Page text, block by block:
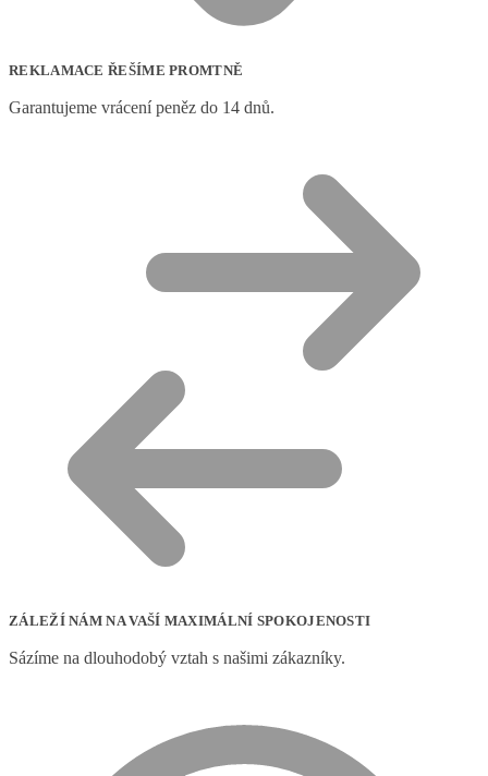
REKLAMACE ŘEŠÍME PROMTNĚ
Garantujeme vrácení peněz do 14 dnů.
ZÁLEŽÍ NÁM NA VAŠÍ MAXIMÁLNÍ SPOKOJENOSTI
Sázíme na dlouhodobý vztah s našimi zákazníky.